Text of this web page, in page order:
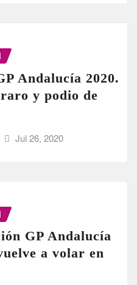
Andalucía 2020.
y podio de
Jul 26, 2020
GP Andalucía
a volar en